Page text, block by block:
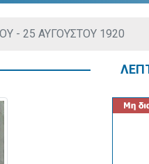
- 25 ΑΥΓΟΥΣΤΟΥ 1920